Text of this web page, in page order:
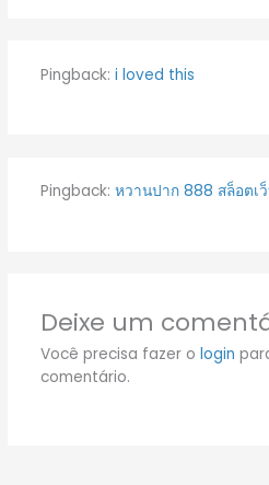
Pingback: i loved this
Pingback: หวานปาก 888 สล็อตเ
Deixe um
Você precisa fazer o login
comentário.